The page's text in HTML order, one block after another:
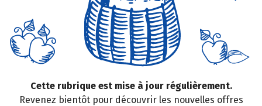
Cette rubrique est mise à jour régulièrement.
Revenez bientôt pour découvrir les nouvelles offres